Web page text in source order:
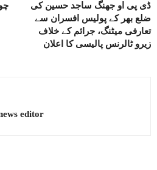
ڈی پی او جھنگ ساجد حسین کی
ضلع بھر کے پولیس افسران سے
تعارفی میٹنگ، جرائم کے خلاف
زیرو ٹالرنس پالیسی کا اعلان
editor